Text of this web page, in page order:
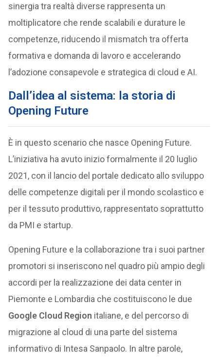
sinergia tra realtà diverse rappresenta un
moltiplicatore che rende scalabili e durature le
competenze, riducendo il mismatch tra offerta
formativa e domanda di lavoro e accelerando
l’adozione consapevole e strategica di cloud e AI.
Dall’idea al sistema: la storia di
Opening Future
È in questo scenario che nasce Opening Future.
L’iniziativa ha avuto inizio formalmente il 20 luglio
2021, con il lancio del portale dedicato allo sviluppo
delle competenze digitali per il mondo scolastico e
per il tessuto produttivo, rappresentato soprattutto
da PMI e startup.
Opening Future e la collaborazione tra i suoi partner
promotori si inseriscono nel quadro più ampio degli
accordi per la realizzazione dei data center in
Piemonte e Lombardia che costituiscono le due
Google Cloud Region italiane, e del percorso di
migrazione al cloud di una parte del sistema
informativo di Intesa Sanpaolo. In altre parole,